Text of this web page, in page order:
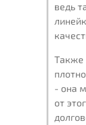
ведь
Также
- она
от